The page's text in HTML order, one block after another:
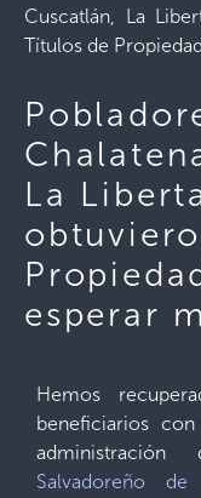
Cuscatlán, La
Títulos de
La
esperar
Hemos
beneficiarios
Salvadoreño de